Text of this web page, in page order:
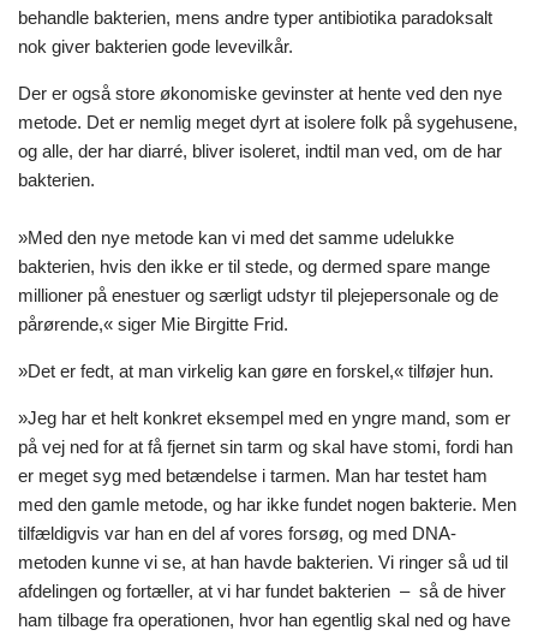
behandle bakterien, mens andre typer antibiotika paradoksalt
nok giver bakterien gode levevilkår.
Der er også store økonomiske gevinster at hente ved den nye
metode. Det er nemlig meget dyrt at isolere folk på sygehusene,
og alle, der har diarré, bliver isoleret, indtil man ved, om de har
bakterien.
»Med den nye metode kan vi med det samme udelukke
bakterien, hvis den ikke er til stede, og dermed spare mange
millioner på enestuer og særligt udstyr til plejepersonale og de
pårørende,« siger Mie Birgitte Frid.
»Det er fedt, at man virkelig kan gøre en forskel,« tilføjer hun.
»Jeg har et helt konkret eksempel med en yngre mand, som er
på vej ned for at få fjernet sin tarm og skal have stomi, fordi han
er meget syg med betændelse i tarmen. Man har testet ham
med den gamle metode, og har ikke fundet nogen bakterie. Men
tilfældigvis var han en del af vores forsøg, og med DNA-
metoden kunne vi se, at han havde bakterien. Vi ringer så ud til
afdelingen og fortæller, at vi har fundet bakterien – så de hiver
ham tilbage fra operationen, hvor han egentlig skal ned og have